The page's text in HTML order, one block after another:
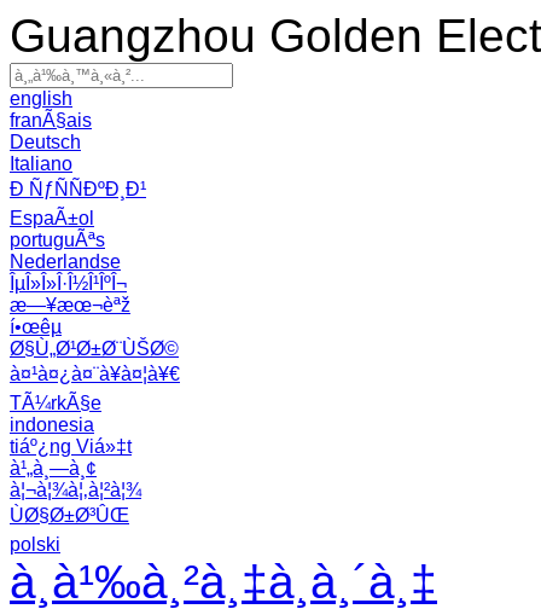
Guangzhou Golden
english
franÃ§ais
Deutsch
Italiano
Ð ÑƒÑÑÐºÐ¸Ð¹
EspaÃ±ol
portuguÃªs
Nederlandse
ÎµÎ»Î»Î·Î½Î¹ÎºÎ¬
æ—¥æœ¬èªž
í•œêµ­
Ø§Ù„Ø¹Ø±Ø¨ÙŠØ©
à¤¹à¤¿à¤¨à¥à¤¦à¥€
TÃ¼rkÃ§e
indonesia
tiáº¿ng Viá»‡t
à¹„à¸—à¸¢
à¦¬à¦¾à¦‚à¦²à¦¾
ÙØ§Ø±Ø³ÛŒ
polski
à¸­à¹‰à¸²à¸‡à¸­à¸´à¸‡